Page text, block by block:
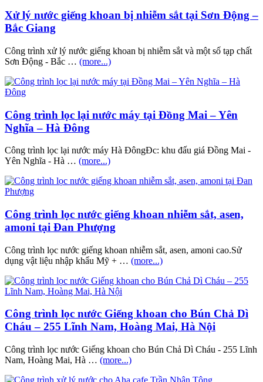
Xử lý nước giếng khoan bị nhiễm sắt tại Sơn Động –
Bắc Giang
Công trình xử lý nước giếng khoan bị nhiễm sắt và một số tạp chất
Sơn Động - Bắc … (more...)
Công trình lọc lại nước máy tại Đồng Mai – Yên
Nghĩa – Hà Đông
Công trình lọc lại nước máy Hà ĐôngĐc: khu đấu giá Đồng Mai -
Yên Nghĩa - Hà … (more...)
Công trình lọc nước giếng khoan nhiễm sắt, asen,
amoni tại Đan Phượng
Công trình lọc nước giếng khoan nhiễm sắt, asen, amoni cao.Sử
dụng vật liệu nhập khẩu Mỹ + … (more...)
Công trình lọc nước Giếng khoan cho Bún Chả Dì
Cháu – 255 Lĩnh Nam, Hoàng Mai, Hà Nội
Công trình lọc nước Giếng khoan cho Bún Chả Dì Cháu - 255 Lĩnh
Nam, Hoàng Mai, Hà … (more...)